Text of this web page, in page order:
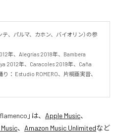
、パルマ、カホン、バイオリン）の参
年、Alegrías 2018年、Bambera
2012年、Caracoles 2019年、Caña
： Estudio ROMERO、片桐亜実音、
」は、 Apple Music、
、 Amazon Music Unlimitedなど